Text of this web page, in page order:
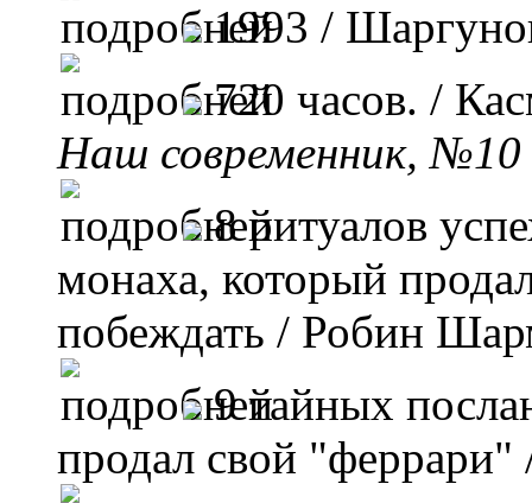
1993 /
720 часов. /
Наш современник, №10
8 ритуалов
монаха, который
побеждать / Робин
9 тайных
продал свой "феррари"